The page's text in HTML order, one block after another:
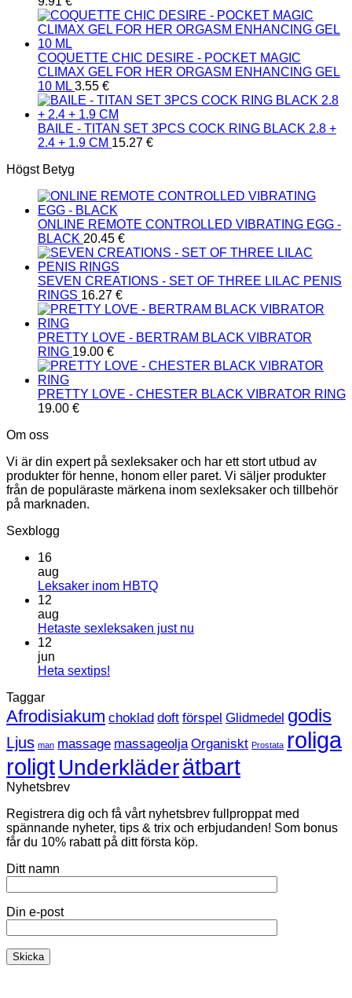
COQUETTE CHIC DESIRE - POCKET MAGIC
CLIMAX GEL FOR HER ORGASM ENHANCING GEL
10 ML 3.55 €
BAILE - TITAN SET 3PCS COCK RING BLACK 2.8 +
2.4 + 1.9 CM 15.27 €
Högst Betyg
ONLINE REMOTE CONTROLLED VIBRATING EGG -
BLACK 20.45 €
SEVEN CREATIONS - SET OF THREE LILAC PENIS
RINGS 16.27 €
PRETTY LOVE - BERTRAM BLACK VIBRATOR
RING 19.00 €
PRETTY LOVE - CHESTER BLACK VIBRATOR RING
19.00 €
Om oss
Vi är din expert på sexleksaker och har ett stort utbud av
produkter för henne, honom eller paret. Vi säljer produkter
från de populäraste märkena inom sexleksaker och tillbehör
på marknaden.
Sexblogg
16
aug
Leksaker inom HBTQInga
Leksaker
12
aug
Hetaste sexleksaken just nu
12
jun
Heta sextips!
Heta
sextips!
Taggar
Afrodisiakum choklad doft förspel Glidmedel godis
Ljus man massage massageolja Organiskt Prostata roliga
roligtUnderkläderätbart
Nyhetsbrev
Registrera dig och få vårt nyhetsbrev fullproppat med
spännande nyheter, tips & trix och erbjudanden! Som bonus
får du 10% rabatt på ditt första köp.
Ditt namn
Din e-post